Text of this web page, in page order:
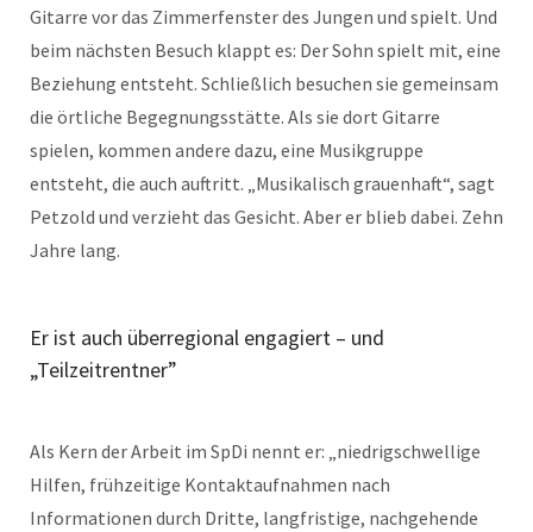
Gitarre vor das Zimmerfenster des Jungen und spielt. Und
beim nächsten Besuch klappt es: Der Sohn spielt mit, eine
Beziehung entsteht. Schließlich besuchen sie gemeinsam
die örtliche Begegnungsstätte. Als sie dort Gitarre
spielen, kommen andere dazu, eine Musikgruppe
entsteht, die auch auftritt. „Musikalisch grauenhaft“, sagt
Petzold und verzieht das Gesicht. Aber er blieb dabei. Zehn
Jahre lang.
Er ist auch überregional engagiert – und
„Teilzeitrentner”
Als Kern der Arbeit im SpDi nennt er: „niedrigschwellige
Hilfen, frühzeitige Kontaktaufnahmen nach
Informationen durch Dritte, langfristige, nachgehende